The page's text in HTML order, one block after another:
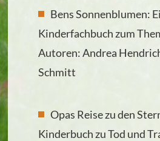
Bens Sonnenblumen:
Kinderfachbuch zum
Autoren: Andrea
Schmitt
Opas Reise zu den
Kinderbuch zu Tod und